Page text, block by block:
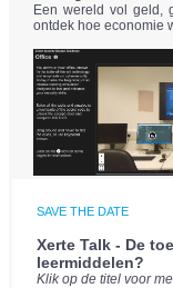
Een wereld vol geld,
ontdek hoe economie
SAVE THE DATE
Xerte Talk - De
leermiddelen?
Klik op de titel voor